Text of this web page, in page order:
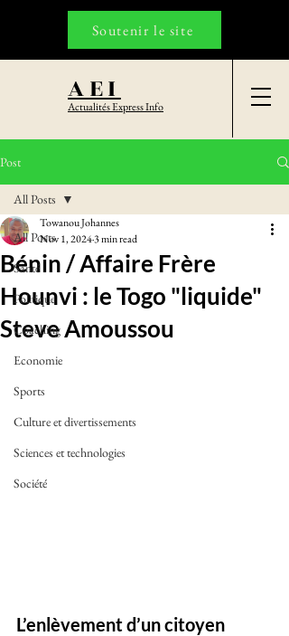
AEI
Actualités Express Info
Soutenir le site
Post
All Posts
Santé
Politique
Coaching
Economie
Sports
Culture et divertissements
Sciences et technologies
Société
All Posts
Bénin / Affaire Frère
Hounvi : le Togo "liquide"
Steve Amoussou
Towanou Johannes
Nov 1, 20243 min read
L’enlèvement d’un citoyen